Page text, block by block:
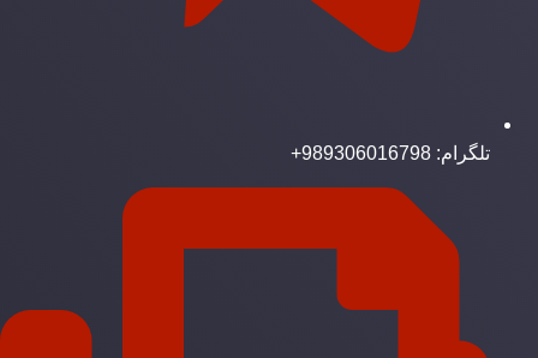
تلگرام: 989306016798+